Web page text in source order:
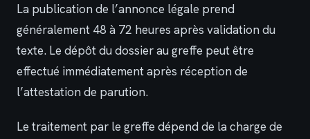
La publication de l’annonce légale prend
généralement 48 à 72 heures après validation du
texte. Le dépôt du dossier au greffe peut être
effectué immédiatement après réception de
l’attestation de parution.
Le traitement par le greffe dépend de la charge de